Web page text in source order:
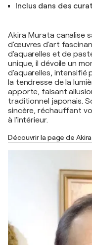
Inclus dans des
Akira Murata canalise
d'œuvres d'art
d'aquarelles et de
unique, il dévoile un
d'aquarelles, intensifié
la tendresse de la
apporte, faisant
traditionnel japonais.
sincère, réchauffant
à l'intérieur.
Découvrir la page de Akira